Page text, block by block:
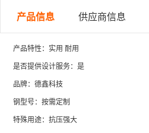
产品信息 供应商信息
产品特性：实用 耐用
是否提供设计服务：是
品牌：德鑫科技
钢型号：按需定制
特殊用途：抗压强大